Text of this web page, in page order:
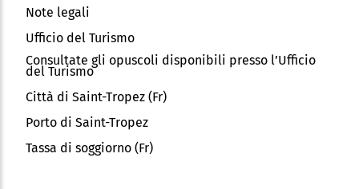
Note legali
Ufficio del Turismo
Consultate gli opuscoli disponibili presso l’Ufficio
del Turismo
Città di Saint-Tropez (Fr)
Porto di Saint-Tropez
Tassa di soggiorno (Fr)